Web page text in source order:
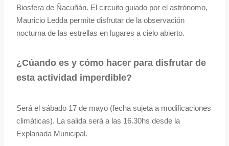
Biosfera de Ñacuñán. El circuito guiado por el astrónomo,
Mauricio Ledda permite disfrutar de la observación
nocturna de las estrellas en lugares a cielo abierto.
¿Cúando es y cómo hacer para disfrutar de
esta actividad imperdible?
Será el sábado 17 de mayo (fecha sujeta a modificaciones
climáticas). La salida será a las 16.30hs desde la
Explanada Municipal.